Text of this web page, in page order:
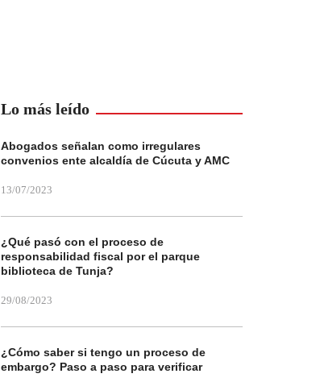
Lo más leído
Abogados señalan como irregulares
convenios ente alcaldía de Cúcuta y AMC
13/07/2023
¿Qué pasó con el proceso de
responsabilidad fiscal por el parque
biblioteca de Tunja?
29/08/2023
¿Cómo saber si tengo un proceso de
embargo? Paso a paso para verificar